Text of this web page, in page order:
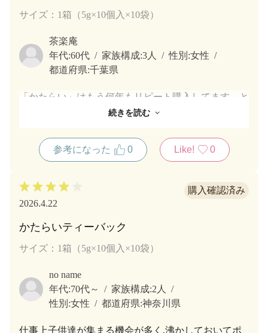
サイズ：1箱（5g×10個入×10袋）
茶楽庵
年代:60代 家族構成:3人 性別:女性
都道府県:千葉県
「かたらい」はもう何年もリピート購入してます。と
てもリーズナブルなお値段なのに高級ほうじ茶のお味
ィーバッグ１個でも急須に入れ熱湯を注ぐとほうじ茶
の良い香りが直ぐに漂います。今後もリピート購入の
続きを読む
参考になった 0 Like! 0
2026.4.22
かたらいティーバック
サイズ：1箱（5g×10個入×10袋）
no name
年代:70代～ 家族構成:2人
性別:女性 都道府県:神奈川県
仕事上子供達が集まる機会が多く,沸かしておいてポ